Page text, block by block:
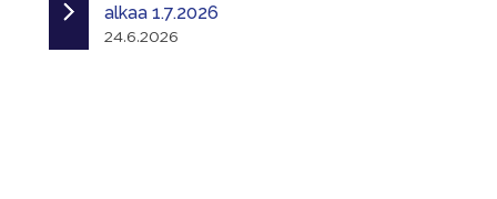
alkaa 1.7.2026
24.6.2026